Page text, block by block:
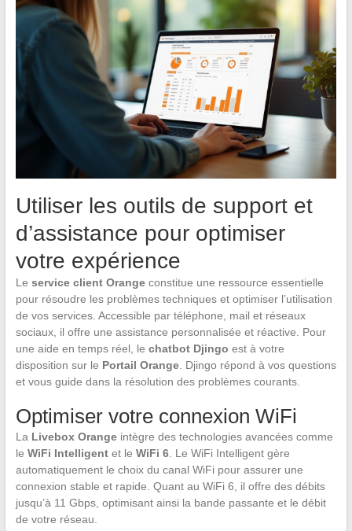
Utiliser les outils de support et
d’assistance pour optimiser
votre expérience
Le service client Orangeconstitue une ressource essentielle
pour résoudre les problèmes techniques et optimiser l’utilisation
de vos services. Accessible par téléphone, mail et réseaux
sociaux, il offre une assistance personnalisée et réactive. Pour
une aide en temps réel, le chatbot Djingo est à votre
disposition sur le Portail Orange. Djingo répond à vos questions
et vous guide dans la résolution des problèmes courants.
Optimiser votre connexion WiFi
La Livebox Orangeintègre des technologies avancées comme
le WiFi Intelligentet le WiFi 6. Le WiFi Intelligent gère
automatiquement le choix du canal WiFi pour assurer une
connexion stable et rapide. Quant au WiFi 6, il offre des débits
jusqu’à 11 Gbps, optimisant ainsi la bande passante et le débit
de votre réseau.